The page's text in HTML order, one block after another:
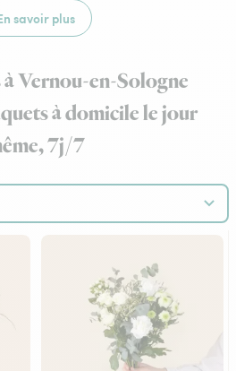
savoir plus
Vernou-en-Sologne
à domicile le jour
7j/7